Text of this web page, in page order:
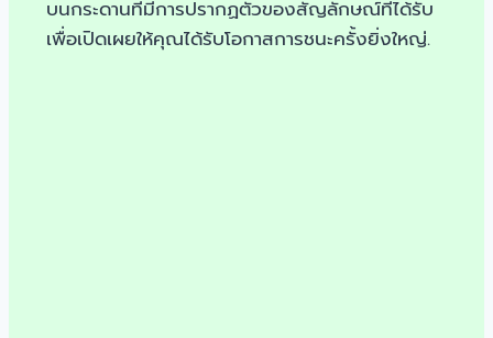
บนกระดานที่มีการปรากฏตัวของสัญลักษณ์ที่ได้รับ
เพื่อเปิดเผยให้คุณได้รับโอกาสการชนะครั้งยิ่งใหญ่.